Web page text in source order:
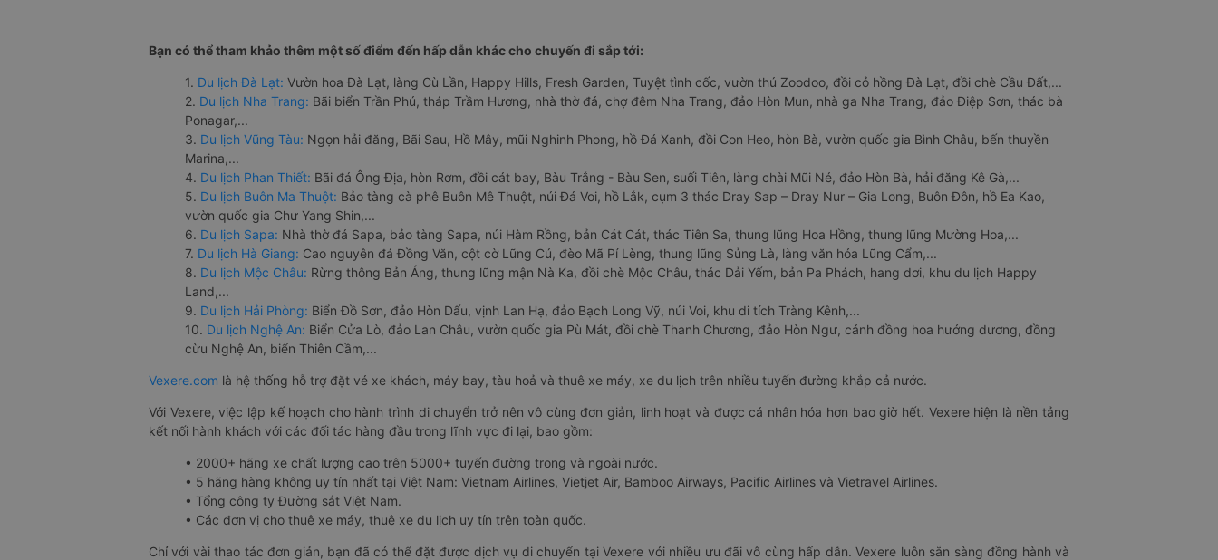
Bạn có thể tham khảo thêm một số điểm đến hấp dẫn khác cho chuyến đi sắp tới:
1. Du lịch Đà Lạt: Vườn hoa Đà Lạt, làng Cù Lần, Happy Hills, Fresh Garden, Tuyệt tình cốc, vườn thú Zoodoo, đồi cỏ hồng Đà Lạt, đồi chè Cầu Đất,...
2. Du lịch Nha Trang: Bãi biển Trần Phú, tháp Trầm Hương, nhà thờ đá, chợ đêm Nha Trang, đảo Hòn Mun, nhà ga Nha Trang, đảo Điệp Sơn, thác bà
Ponagar,...
3. Du lịch Vũng Tàu: Ngọn hải đăng, Bãi Sau, Hồ Mây, mũi Nghinh Phong, hồ Đá Xanh, đồi Con Heo, hòn Bà, vườn quốc gia Bình Châu, bến thuyền
Marina,...
4. Du lịch Phan Thiết: Bãi đá Ông Địa, hòn Rơm, đồi cát bay, Bàu Trắng - Bàu Sen, suối Tiên, làng chài Mũi Né, đảo Hòn Bà, hải đăng Kê Gà,...
5. Du lịch Buôn Ma Thuột: Bảo tàng cà phê Buôn Mê Thuột, núi Đá Voi, hồ Lắk, cụm 3 thác Dray Sap – Dray Nur – Gia Long, Buôn Đôn, hồ Ea Kao,
vườn quốc gia Chư Yang Shin,...
6. Du lịch Sapa: Nhà thờ đá Sapa, bảo tàng Sapa, núi Hàm Rồng, bản Cát Cát, thác Tiên Sa, thung lũng Hoa Hồng, thung lũng Mường Hoa,...
7. Du lịch Hà Giang: Cao nguyên đá Đồng Văn, cột cờ Lũng Cú, đèo Mã Pí Lèng, thung lũng Sủng Là, làng văn hóa Lũng Cẩm,...
8. Du lịch Mộc Châu: Rừng thông Bản Áng, thung lũng mận Nà Ka, đồi chè Mộc Châu, thác Dải Yếm, bản Pa Phách, hang dơi, khu du lịch Happy
Land,...
9. Du lịch Hải Phòng: Biển Đồ Sơn, đảo Hòn Dấu, vịnh Lan Hạ, đảo Bạch Long Vỹ, núi Voi, khu di tích Tràng Kênh,...
10. Du lịch Nghệ An: Biển Cửa Lò, đảo Lan Châu, vườn quốc gia Pù Mát, đồi chè Thanh Chương, đảo Hòn Ngư, cánh đồng hoa hướng dương, đồng
cừu Nghệ An, biển Thiên Cầm,...
Vexere.com là hệ thống hỗ trợ đặt vé xe khách, máy bay, tàu hoả và thuê xe máy, xe du lịch trên nhiều tuyến đường khắp cả nước.
Với Vexere, việc lập kế hoạch cho hành trình di chuyển trở nên vô cùng đơn giản, linh hoạt và được cá nhân hóa hơn bao giờ hết. Vexere hiện là nền tảng
kết nối hành khách với các đối tác hàng đầu trong lĩnh vực đi lại, bao gồm:
• 2000+ hãng xe chất lượng cao trên 5000+ tuyến đường trong và ngoài nước.
• 5 hãng hàng không uy tín nhất tại Việt Nam: Vietnam Airlines, Vietjet Air, Bamboo Airways, Pacific Airlines và Vietravel Airlines.
• Tổng công ty Đường sắt Việt Nam.
• Các đơn vị cho thuê xe máy, thuê xe du lịch uy tín trên toàn quốc.
Chỉ với vài thao tác đơn giản, bạn đã có thể đặt được dịch vụ di chuyển tại Vexere với nhiều ưu đãi vô cùng hấp dẫn. Vexere luôn sẵn sàng đồng hành và